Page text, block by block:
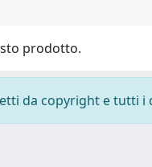
prodotto.
da copyright e tutti